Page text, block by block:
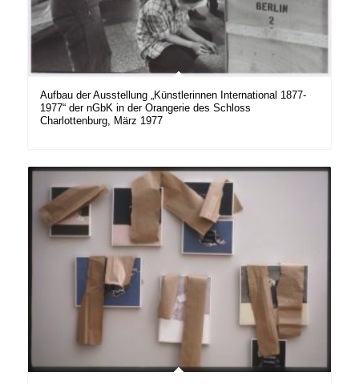
Aufbau der Ausstellung „Künstlerinnen International 1877-
1977“ der nGbK in der Orangerie des Schloss
Charlottenburg, März 1977